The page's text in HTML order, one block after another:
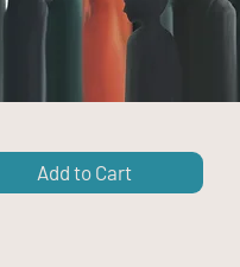
Add to Cart